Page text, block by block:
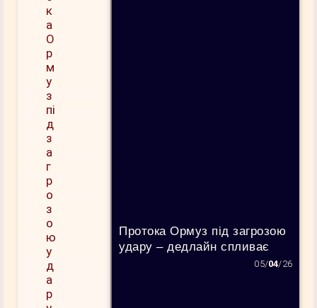
Протока Ормуз під загрозою
удару – дедлайн спливає
05/04/26